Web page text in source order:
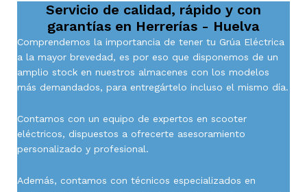
Servicio de calidad, rápido y con
garantías en Herrerías - Huelva
Comprendemos la importancia de tener tu Grúa Eléctrica
a la mayor brevedad, es por eso que disponemos de un
amplio stock en nuestros almacenes con los modelos
más demandados, para entregártelo incluso el mismo día.
Contamos con un equipo de expertos en scooter
eléctricos, dispuestos a ofrecerte asesoramiento
personalizado y profesional.
Además, contamos con técnicos especializados en